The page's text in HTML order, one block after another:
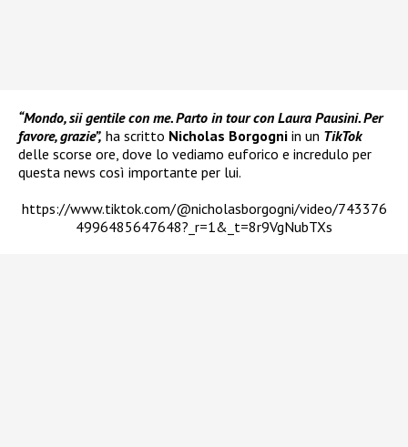
“Mondo, sii gentile con me. Parto in tour con Laura Pausini. Per
favore, grazie”, ha scritto Nicholas Borgogni in un TikTok
delle scorse ore, dove lo vediamo euforico e incredulo per
questa news così importante per lui.
https://www.tiktok.com/@nicholasborgogni/video/743376
4996485647648?_r=1&_t=8r9VgNubTXs